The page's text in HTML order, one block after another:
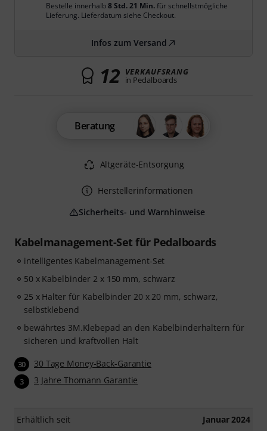
Kabelmanagement-Set für Pedalboards
intelligentes Kabelmanagement-Set
50 x Kabelbinder 2 x 150 mm, schwarz
25 x Halter für Kabelbinder 20 x 20 mm, schwarz,
selbstklebend
bewährtes 3M.Klebepad an den Kabelbinderhaltern für
sicheren und kraftvollen Halt
30 30 Tage Money-Back-Garantie
3 3 Jahre Thomann Garantie
Erhältlich seit Januar 2024
Bestelle innerhalb8 Std. 21 Min.für schnellstmögliche
Lieferung. Lieferdatum siehe Checkout.
Infos zum Versand
12 VERKAUFSRANG
in Pedalboards
Beratung
Altgeräte-Entsorgung
Herstellerinformationen
Sicherheits- und Warnhinweise